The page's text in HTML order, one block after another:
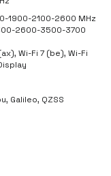
1900-2100-2600 MHz
2600-3500-3700
Wi-Fi 7 (be), Wi-Fi
Galileo, QZSS